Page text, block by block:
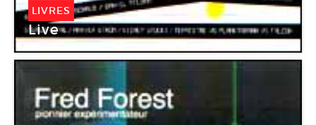
LIVRES
Live